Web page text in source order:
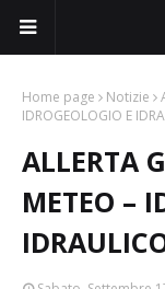
Home page Notizie
IDROGEOLOGIO E
ALLERTA
METEO –